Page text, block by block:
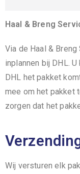
Haal & Breng
Via de Haal &
inplannen bij DHL.
DHL het pakket
mee om het pakket
zorgen dat het
Wij versturen elk